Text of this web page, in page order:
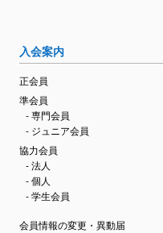
入会案内
正会員
準会員
- 専門会員
- ジュニア会員
協力会員
- 法人
- 個人
- 学生会員
会員情報の変更・異動届